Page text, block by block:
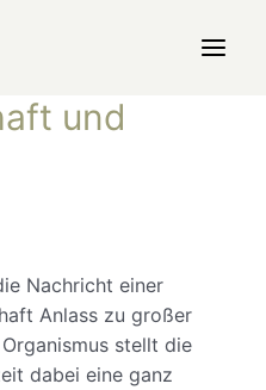
und
Nachricht einer
Anlass zu großer
stellt die
dabei eine ganz